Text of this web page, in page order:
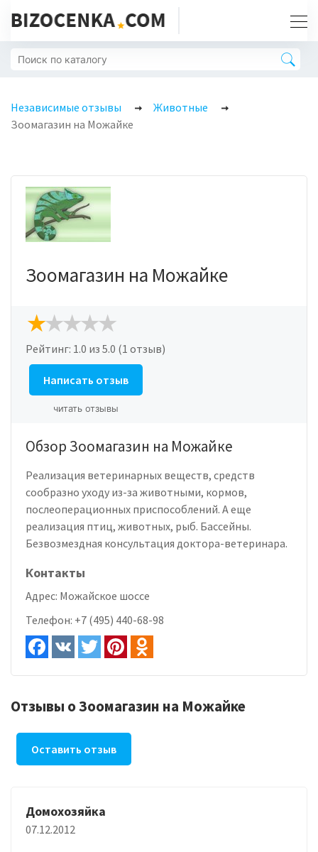
Независимые отзывы
Животные
Зоомагазин на Можайке
Зоомагазин на Можайке
Рейтинг: 1.0 из 5.0 (1 отзыв)
Написать отзыв
читать отзывы
Обзор Зоомагазин на Можайке
Реализация ветеринарных веществ, средств
сообразно уходу из-за животными, кормов,
послеоперационных приспособлений. А еще
реализация птиц, животных, рыб. Бассейны.
Безвозмездная консультация доктора-ветеринара.
Контакты
Адрес: Можайское шоссе
Телефон: +7 (495) 440-68-98
Отзывы о Зоомагазин на Можайке
Оставить отзыв
Домохозяйка
07.12.2012